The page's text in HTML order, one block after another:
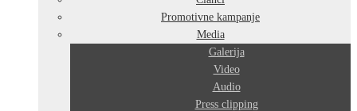
Promotivne kampanje
Media
Galerija
Video
Audio
Press clipping